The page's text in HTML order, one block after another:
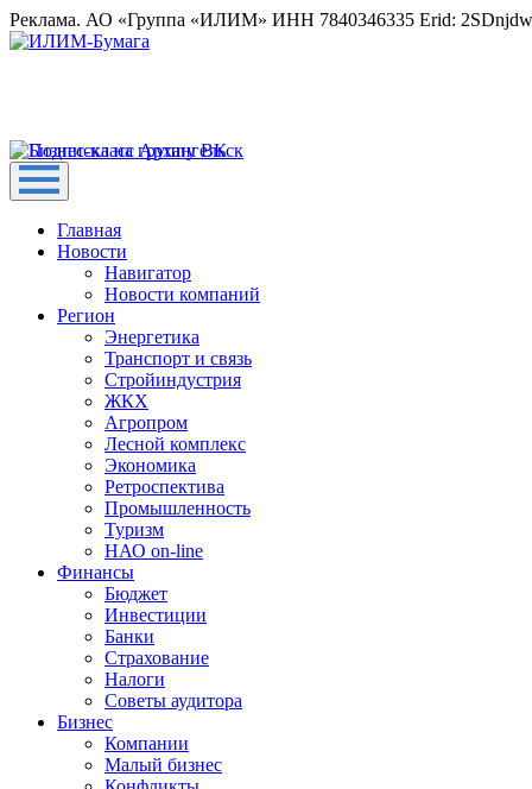
Реклама. АО «Группа «ИЛИМ» ИНН 7840346335 Erid:
Главная
Новости
Навигатор
Новости компаний
Регион
Энергетика
Транспорт и связь
Стройиндустрия
ЖКХ
Агропром
Лесной комплекс
Экономика
Ретроспектива
Промышленность
Туризм
НАО on-line
Финансы
Бюджет
Инвестиции
Банки
Страхование
Налоги
Советы аудитора
Бизнес
Компании
Малый бизнес